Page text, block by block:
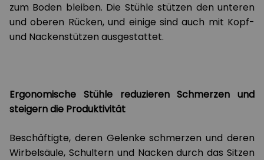
zum Boden bleiben. Die Stühle stützen den unteren
und oberen Rücken, und einige sind auch mit Kopf-
und Nackenstützen ausgestattet.
Ergonomische Stühle reduzieren Schmerzen und
steigern die Produktivität
Beschäftigte, deren Gelenke schmerzen und deren
Wirbelsäule, Schultern und Nacken durch das Sitzen